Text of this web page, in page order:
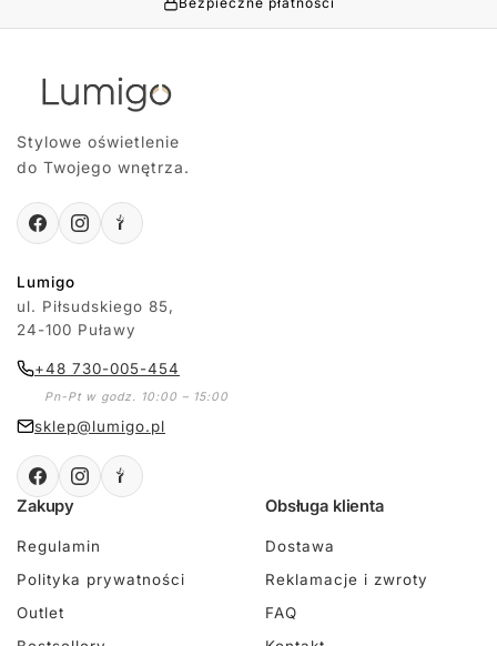
Stylowe oświetlenie
do Twojego wnętrza.
Lumigo
ul. Piłsudskiego 85,
24-100 Puławy
+48 730-005-454
Pn-Pt w godz. 10:00 – 15:00
sklep@lumigo.pl
Zakupy
Regulamin
Polityka prywatności
Outlet
Obsługa klienta
Dostawa
Reklamacje i zwroty
FAQ